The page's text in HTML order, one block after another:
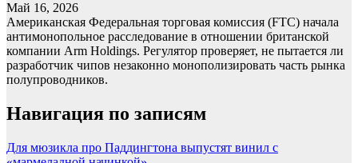
Май 16, 2026
Американская Федеральная торговая комиссия (FTC) начала
антимонопольное расследование в отношении британской
компании Arm Holdings. Регулятор проверяет, не пытается ли
разработчик чипов незаконно монополизировать часть рынка
полупроводников.
Навигация по записям
Для мюзикла про Паддингтона выпустят винил с